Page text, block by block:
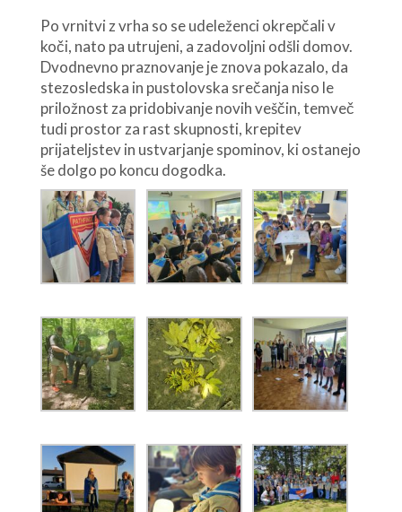
Po vrnitvi z vrha so se udeleženci okrepčali v
koči, nato pa utrujeni, a zadovoljni odšli domov.
Dvodnevno praznovanje je znova pokazalo, da
stezosledska in pustolovska srečanja niso le
priložnost za pridobivanje novih veščin, temveč
tudi prostor za rast skupnosti, krepitev
prijateljstev in ustvarjanje spominov, ki ostanejo
še dolgo po koncu dogodka.